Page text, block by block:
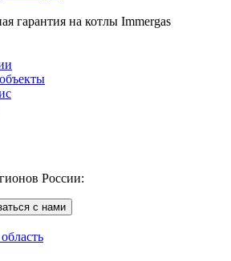
гарантия на котлы Immergas
России:
с нами